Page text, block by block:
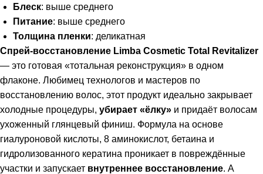
Блеск: выше среднего
Питание: выше среднего
Толщина пленки: деликатная
Спрей-восстановление Limba Cosmetic Total Revitalizer
— это готовая «тотальная реконструкция» в одном
флаконе. Любимец технологов и мастеров по
восстановлению волос, этот продукт идеально закрывает
холодные процедуры, убирает «ёлку» и придаёт волосам
ухоженный глянцевый финиш. Формула на основе
гиалуроновой кислоты, 8 аминокислот, бетаина и
гидролизованного кератина проникает в повреждённые
участки и запускает внутреннее восстановление. А